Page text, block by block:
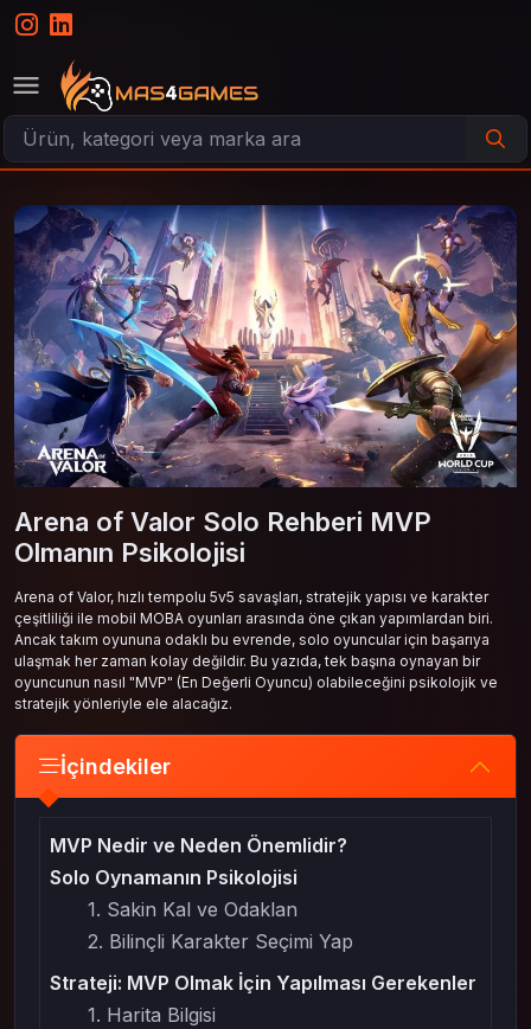
Arena of Valor Solo Rehberi MVP
Olmanın Psikolojisi
Arena of Valor, hızlı tempolu 5v5 savaşları, stratejik yapısı ve karakter
çeşitliliği ile mobil MOBA oyunları arasında öne çıkan yapımlardan biri.
Ancak takım oyununa odaklı bu evrende, solo oyuncular için başarıya
ulaşmak her zaman kolay değildir. Bu yazıda, tek başına oynayan bir
oyuncunun nasıl "MVP" (En Değerli Oyuncu) olabileceğini psikolojik ve
stratejik yönleriyle ele alacağız.
İçindekiler
MVP Nedir ve Neden Önemlidir?
Solo Oynamanın Psikolojisi
1. Sakin Kal ve Odaklan
2. Bilinçli Karakter Seçimi Yap
Strateji: MVP Olmak İçin Yapılması Gerekenler
1. Harita Bilgisi